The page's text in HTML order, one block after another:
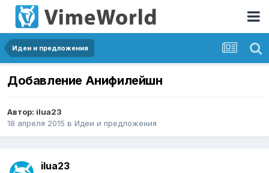
Идеи и предложения
Добавление Анифилейшн
Автор: ilua23
18 апреля 2015 в Идеи и предложения
ilua23